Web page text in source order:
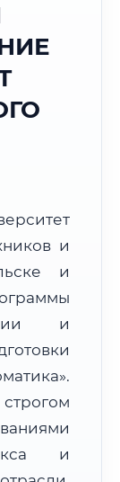
163000–163999
МСК (UTC+3)
Дистанционно
и
и
и
и